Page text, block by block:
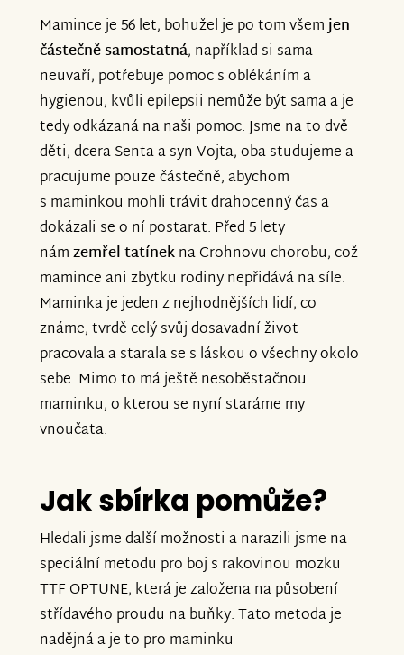
bychom léčbu nemohli mít takto dlouho.
A mě opravdu psychicky pomáhalo číst
milé a krásné vzkazy.
S.
Mamince je 56 let, bohužel je po tom všemjen
částečně samostatná, například si sama
neuvaří, potřebuje pomoc s oblékáním a
hygienou, kvůli epilepsii nemůže být sama a je
tedy odkázaná na naši pomoc. Jsme na to dvě
děti, dcera Senta a syn Vojta, oba studujeme a
pracujume pouze částečně, abychom
s maminkou mohli trávit drahocenný čas a
dokázali se o ní postarat. Před 5 lety
námzemřel tatínekna Crohnovu chorobu, což
mamince ani zbytku rodiny nepřidává na síle.
Maminka je jeden z nejhodnějších lidí, co
známe, tvrdě celý svůj dosavadní život
pracovala a starala se s láskou o všechny okolo
sebe. Mimo to má ještě nesoběstačnou
maminku, o kterou se nyní staráme my
vnoučata.
Jak sbírka pomůže?
Hledali jsme další možnosti a narazili jsme na
speciální metodu pro boj s rakovinou mozku
TTF OPTUNE, která je založena na působení
střídavého proudu na buňky. Tato metoda je
nadějná a je to pro maminku